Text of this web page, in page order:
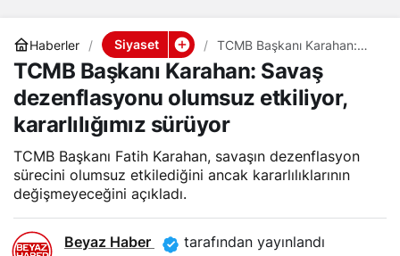
Haberler Siyaset
TCMB Başkanı Karahan:
Savaş dezenflasyonu
olumsuz etkiliyor,
kararlılığımız sürüyor
TCMB Başkanı Karahan: Savaş
dezenflasyonu olumsuz etkiliyor,
kararlılığımız sürüyor
TCMB Başkanı Fatih Karahan, savaşın dezenflasyon
sürecini olumsuz etkilediğini ancak kararlılıklarının
değişmeyeceğini açıkladı.
Beyaz Haber
tarafından yayınlandı